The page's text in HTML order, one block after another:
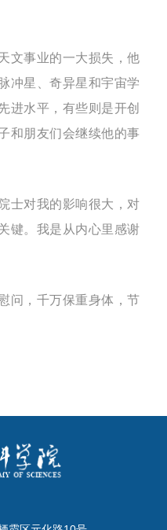
文事业的一大损失，他
冲星、奇异星和宇宙学
进水平，有些则是开创
和朋友们会继续他的事
士对我的影响很大，对
键。我是从内心里感谢
问，千万保重身体，节